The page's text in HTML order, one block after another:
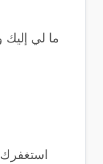
ما لي إليك